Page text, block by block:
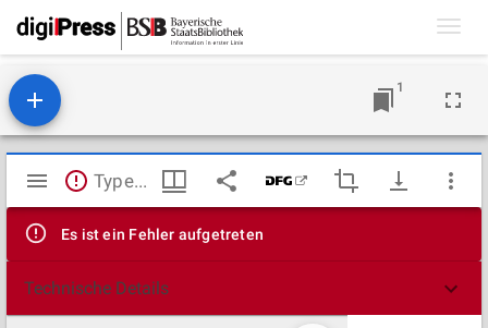
1
Mirador
Viewer
TypeError: Failed to fetch
Es ist ein Fehler aufgetreten
Technische Details